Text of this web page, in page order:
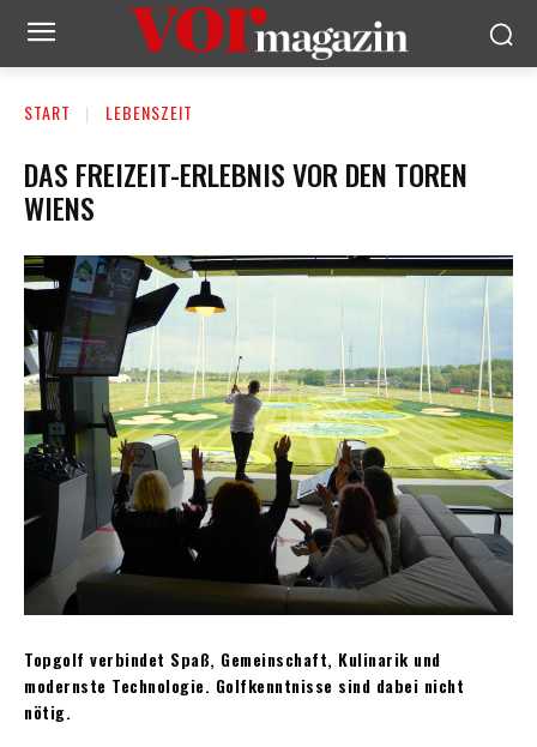
START LEBENSZEIT
DAS FREIZEIT-ERLEBNIS VOR DEN TOREN
WIENS
Topgolf verbindet Spaß, Gemeinschaft, Kulinarik und
modernste Technologie. Golfkenntnisse sind dabei nicht
nötig.